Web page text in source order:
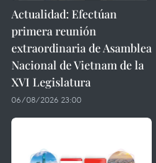
Actualidad: Efectúan
primera reunión
extraordinaria de Asamblea
Nacional de Vietnam de la
XVI Legislatura
06/08/2026 23:00